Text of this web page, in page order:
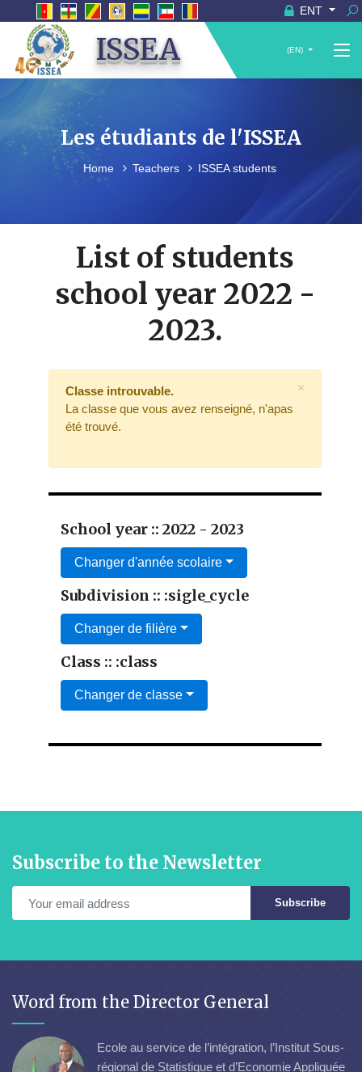
ENT
ISSEA (EN)
Les étudiants de l'ISSEA
Home Teachers ISSEA students
List of students
school year 2022 -
2023.
Classe introuvable.
La classe que vous avez renseigné, n'apas
été trouvé.
×
School year :: 2022 - 2023
Changer d'année scolaire
Subdivision :: :sigle_cycle
Changer de filière
Class :: :class
Changer de classe
Subscribe to the Newsletter
Subscribe
Word from the Director General
Ecole au service de l’intégration, l’Institut Sous-
régional de Statistique et d’Economie Appliquée